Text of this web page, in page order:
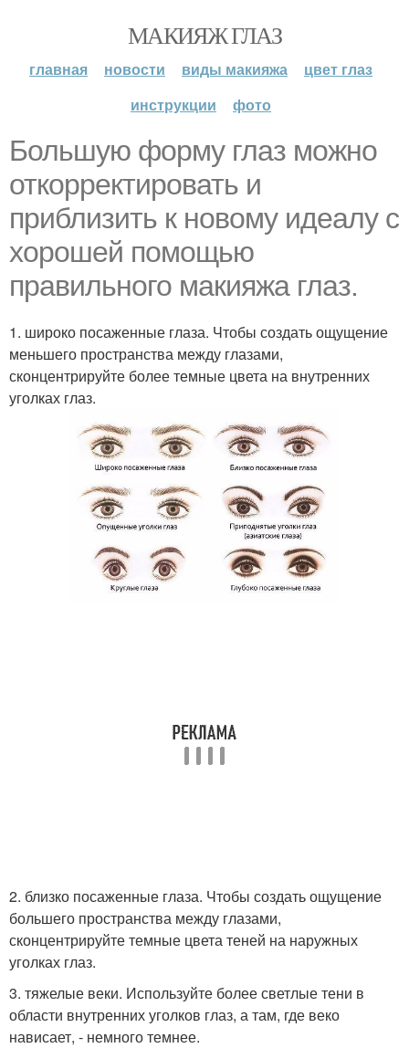
МАКИЯЖ ГЛАЗ
главная новости виды макияжа
цвет глаз
инструкции
фото
Большую форму глаз можно
откорректировать и
приблизить к новому идеалу с
хорошей помощью
правильного макияжа глаз.
1. широко посаженные глаза. Чтобы создать ощущение
меньшего пространства между глазами,
сконцентрируйте более темные цвета на внутренних
уголках глаз.
2. близко посаженные глаза. Чтобы создать ощущение
большего пространства между глазами,
сконцентрируйте темные цвета теней на наружных
уголках глаз.
3. тяжелые веки. Используйте более светлые тени в
области внутренних уголков глаз, а там, где веко
нависает, - немного темнее.